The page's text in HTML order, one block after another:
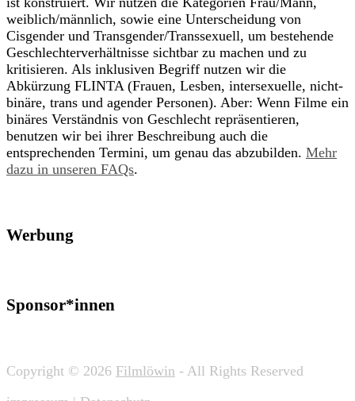
weiblich/männlich, sowie eine Unterscheidung von
Cisgender und Transgender/Transsexuell, um bestehende
Geschlechterverhältnisse sichtbar zu machen und zu
kritisieren. Als inklusiven Begriff nutzen wir die
Abkürzung FLINTA (Frauen, Lesben, intersexuelle, nicht-
binäre, trans und agender Personen). Aber: Wenn Filme ein
binäres Verständnis von Geschlecht repräsentieren,
benutzen wir bei ihrer Beschreibung auch die
entsprechenden Termini, um genau das abzubilden. Mehr
dazu in unseren FAQs.
Werbung
Sponsor*innen
Copyright © 2026 Filmlöwin - All Rights Reserved